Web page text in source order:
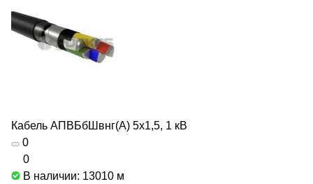
Кабель АПВБбШвнг(А) 5х1,5, 1 кВ
0
0
В наличии: 13010 м